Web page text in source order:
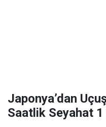
Japonya’dan
Saatlik Seyahat